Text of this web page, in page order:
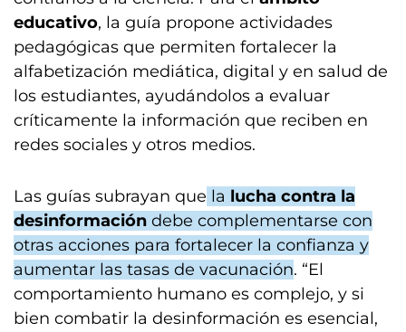
educativo, la guía propone actividades
pedagógicas que permiten fortalecer la
alfabetización mediática, digital y en salud de
los estudiantes, ayudándolos a evaluar
críticamente la información que reciben en
redes sociales y otros medios.
Las guías subrayan que la lucha contra la
desinformación debe complementarse con
otras acciones para fortalecer la confianza y
aumentar las tasas de vacunación. “El
comportamiento humano es complejo, y si
bien combatir la desinformación es esencial,